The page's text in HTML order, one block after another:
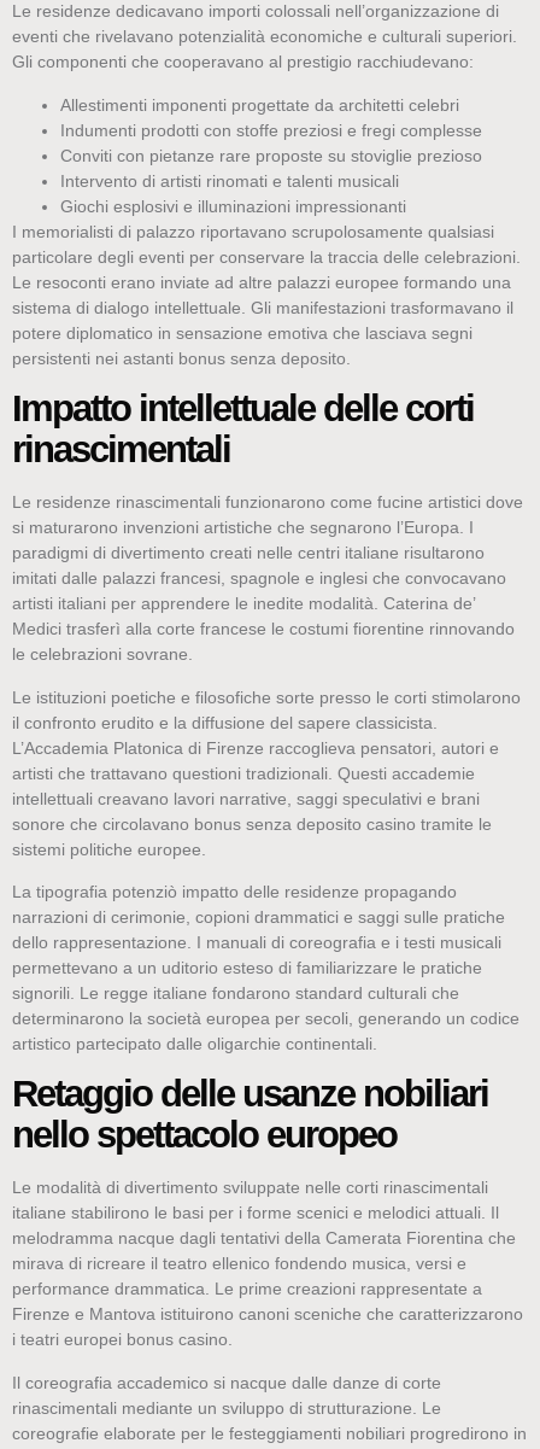
Le residenze dedicavano importi colossali nell’organizzazione di
eventi che rivelavano potenzialità economiche e culturali superiori.
Gli componenti che cooperavano al prestigio racchiudevano:
Allestimenti imponenti progettate da architetti celebri
Indumenti prodotti con stoffe preziosi e fregi complesse
Conviti con pietanze rare proposte su stoviglie prezioso
Intervento di artisti rinomati e talenti musicali
Giochi esplosivi e illuminazioni impressionanti
I memorialisti di palazzo riportavano scrupolosamente qualsiasi
particolare degli eventi per conservare la traccia delle celebrazioni.
Le resoconti erano inviate ad altre palazzi europee formando una
sistema di dialogo intellettuale. Gli manifestazioni trasformavano il
potere diplomatico in sensazione emotiva che lasciava segni
persistenti nei astanti bonus senza deposito.
Impatto intellettuale delle corti
rinascimentali
Le residenze rinascimentali funzionarono come fucine artistici dove
si maturarono invenzioni artistiche che segnarono l’Europa. I
paradigmi di divertimento creati nelle centri italiane risultarono
imitati dalle palazzi francesi, spagnole e inglesi che convocavano
artisti italiani per apprendere le inedite modalità. Caterina de’
Medici trasferì alla corte francese le costumi fiorentine rinnovando
le celebrazioni sovrane.
Le istituzioni poetiche e filosofiche sorte presso le corti stimolarono
il confronto erudito e la diffusione del sapere classicista.
L’Accademia Platonica di Firenze raccoglieva pensatori, autori e
artisti che trattavano questioni tradizionali. Questi accademie
intellettuali creavano lavori narrative, saggi speculativi e brani
sonore che circolavano bonus senza deposito casino tramite le
sistemi politiche europee.
La tipografia potenziò impatto delle residenze propagando
narrazioni di cerimonie, copioni drammatici e saggi sulle pratiche
dello rappresentazione. I manuali di coreografia e i testi musicali
permettevano a un uditorio esteso di familiarizzare le pratiche
signorili. Le regge italiane fondarono standard culturali che
determinarono la società europea per secoli, generando un codice
artistico partecipato dalle oligarchie continentali.
Retaggio delle usanze nobiliari
nello spettacolo europeo
Le modalità di divertimento sviluppate nelle corti rinascimentali
italiane stabilirono le basi per i forme scenici e melodici attuali. Il
melodramma nacque dagli tentativi della Camerata Fiorentina che
mirava di ricreare il teatro ellenico fondendo musica, versi e
performance drammatica. Le prime creazioni rappresentate a
Firenze e Mantova istituirono canoni sceniche che caratterizzarono
i teatri europei bonus casinо.
Il coreografia accademico si nacque dalle danze di corte
rinascimentali mediante un sviluppo di strutturazione. Le
coreografie elaborate per le festeggiamenti nobiliari progredirono in